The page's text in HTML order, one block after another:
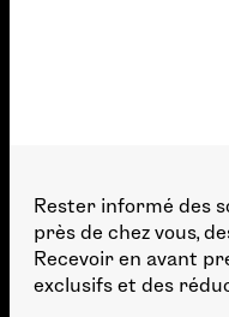
Rester informé des
près de chez vous,
Recevoir en avant
exclusifs et des